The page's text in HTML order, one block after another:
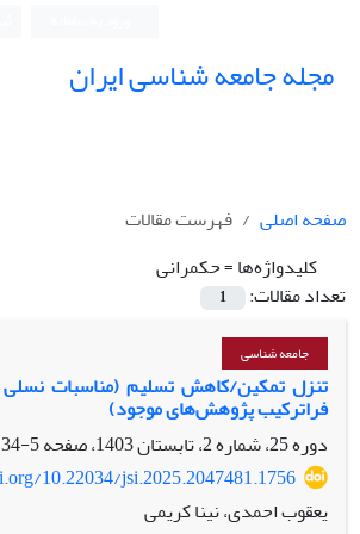
مجله جامعه شناسی ایران
صفحه اصلی
فهرست مقالات
کلیدواژه‌ها =حکمرانی
تعداد مقالات:
1
جامعه شناسی
تنزل تمکین/کاهش تسلیم (مناسبات
فراترکیب پژوهش‌های موجود)
دوره 25، شماره 2، تابستان 1403، صفحه
5-34
10.22034/jsi.2025.2047481.1756
یعقوب احمدی، نینا کریمی